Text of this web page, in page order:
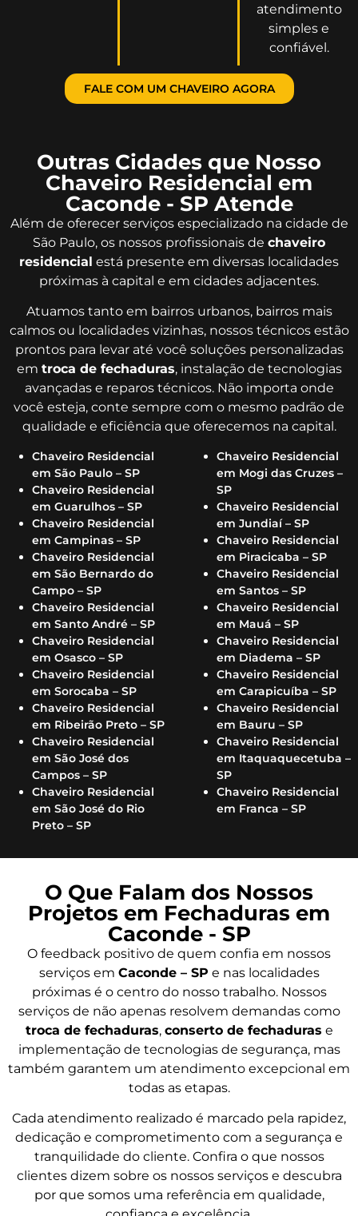
atendimento
simples e
confiável.
FALE COM UM CHAVEIRO AGORA
Outras Cidades que Nosso
Chaveiro Residencial em
Caconde - SP Atende
Além de oferecer serviços especializado na cidade de
São Paulo, os nossos profissionais de chaveiro
residencial está presente em diversas localidades
próximas à capital e em cidades adjacentes.
Atuamos tanto em bairros urbanos, bairros mais
calmos ou localidades vizinhas, nossos técnicos estão
prontos para levar até você soluções personalizadas
em troca de fechaduras, instalação de tecnologias
avançadas e reparos técnicos. Não importa onde
você esteja, conte sempre com o mesmo padrão de
qualidade e eficiência que oferecemos na capital.
Chaveiro Residencial
em São Paulo – SP
Chaveiro Residencial
em Guarulhos – SP
Chaveiro Residencial
em Campinas – SP
Chaveiro Residencial
em São Bernardo do
Campo – SP
Chaveiro Residencial
em Santo André – SP
Chaveiro Residencial
em Osasco – SP
Chaveiro Residencial
em Sorocaba – SP
Chaveiro Residencial
em Ribeirão Preto – SP
Chaveiro Residencial
em São José dos
Campos – SP
Chaveiro Residencial
em São José do Rio
Preto – SP
Chaveiro Residencial
em Mogi das Cruzes –
SP
Chaveiro Residencial
em Jundiaí – SP
Chaveiro Residencial
em Piracicaba – SP
Chaveiro Residencial
em Santos – SP
Chaveiro Residencial
em Mauá – SP
Chaveiro Residencial
em Diadema – SP
Chaveiro Residencial
em Carapicuíba – SP
Chaveiro Residencial
em Bauru – SP
Chaveiro Residencial
em Itaquaquecetuba –
SP
Chaveiro Residencial
em Franca – SP
O Que Falam dos Nossos
Projetos em Fechaduras em
Caconde - SP
O feedback positivo de quem confia em nossos
serviços em Caconde – SP e nas localidades
próximas é o centro do nosso trabalho. Nossos
serviços de não apenas resolvem demandas como
troca de fechaduras, conserto de fechaduras e
implementação de tecnologias de segurança, mas
também garantem um atendimento excepcional em
todas as etapas.
Cada atendimento realizado é marcado pela rapidez,
dedicação e comprometimento com a segurança e
tranquilidade do cliente. Confira o que nossos
clientes dizem sobre os nossos serviços e descubra
por que somos uma referência em qualidade,